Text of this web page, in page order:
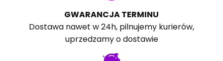
GWARANCJA TERMINU
Dostawa nawet w 24h, pilnujemy kurierów,
uprzedzamy o dostawie